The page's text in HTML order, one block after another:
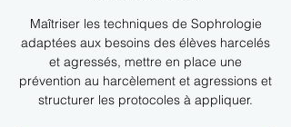
Maîtriser les techniques de Sophrologie
adaptées aux besoins des élèves harcelés
et agressés, mettre en place une
prévention au harcèlement et agressions et
structurer les protocoles à appliquer.